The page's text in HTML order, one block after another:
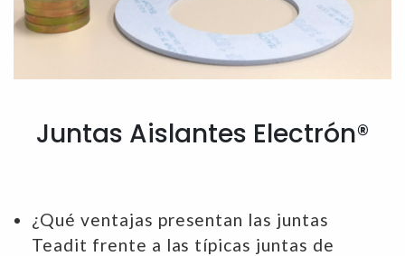
Juntas Aislantes Electrón®
¿Qué ventajas presentan las juntas
Teadit frente a las típicas juntas de